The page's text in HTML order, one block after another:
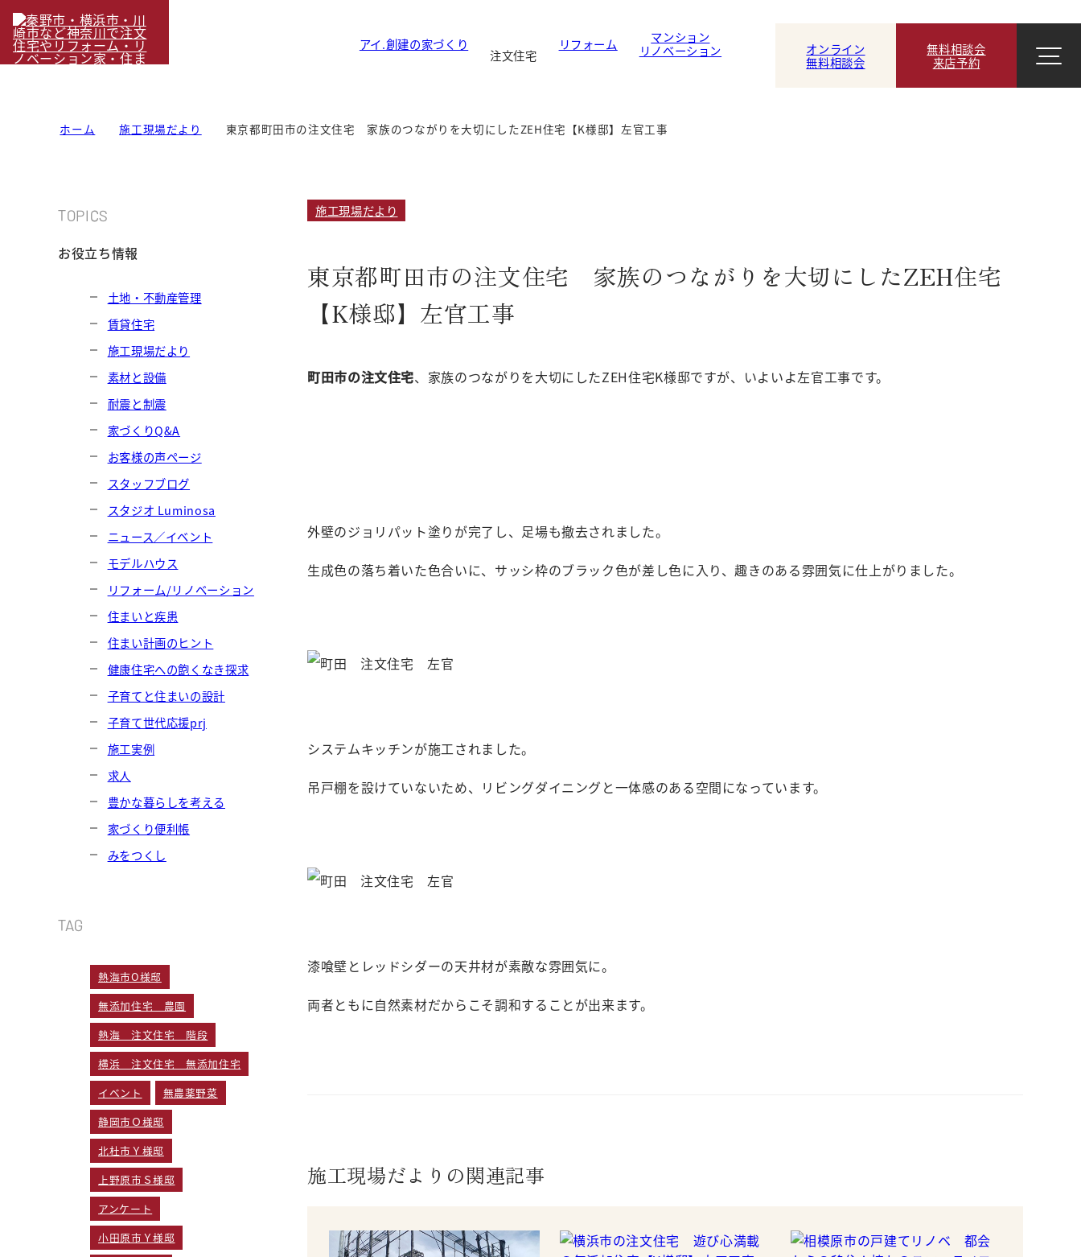
アイ.創建の家づくり
注文住宅
リフォーム
マンション
リノベーション
オンライン
無料相談会
無料相談会
来店予約
ホーム 施工現場だより 東京都町田市の注文住宅 家族のつながりを大切にしたZEH住宅【K様邸】左官工事
施工現場だより
東京都町田市の注文住宅 家族のつながりを大切にしたZEH住宅
【K様邸】左官工事
町田市の注文住宅、家族のつながりを大切にしたZEH住宅K様邸ですが、いよいよ左官工事です。
外壁のジョリパット塗りが完了し、足場も撤去されました。
生成色の落ち着いた色合いに、サッシ枠のブラック色が差し色に入り、趣きのある雰囲気に仕上がりました。
システムキッチンが施工されました。
吊戸棚を設けていないため、リビングダイニングと一体感のある空間になっています。
漆喰壁とレッドシダーの天井材が素敵な雰囲気に。
両者ともに自然素材だからこそ調和することが出来ます。
施工現場だよりの関連記事
TOPICS
お役立ち情報
土地・不動産管理
賃貸住宅
施工現場だより
素材と設備
耐震と制震
家づくりQ&A
お客様の声ページ
スタッフブログ
スタジオ Luminosa
ニュース／イベント
モデルハウス
リフォーム/リノベーション
住まいと疾患
住まい計画のヒント
健康住宅への飽くなき探求
子育てと住まいの設計
子育て世代応援prj
施工実例
求人
豊かな暮らしを考える
家づくり便利帳
みをつくし
TAG
熱海市O様邸
無添加住宅 農園
熱海 注文住宅 階段
横浜 注文住宅 無添加住宅
イベント
無農薬野菜
静岡市Ｏ様邸
北杜市Ｙ様邸
上野原市Ｓ様邸
アンケート
小田原市Ｙ様邸